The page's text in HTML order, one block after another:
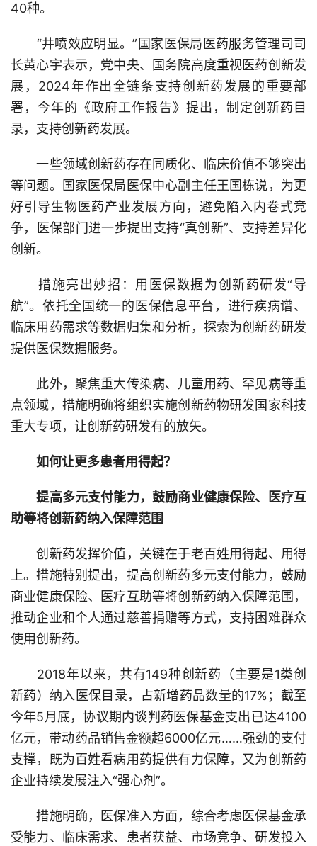
40种。
“井喷效应明显。”国家医保局医药服务管理司司
长黄心宇表示，党中央、国务院高度重视医药创新发
展，2024年作出全链条支持创新药发展的重要部
署，今年的《政府工作报告》提出，制定创新药目
录，支持创新药发展。
一些领域创新药存在同质化、临床价值不够突出
等问题。国家医保局医保中心副主任王国栋说，为更
好引导生物医药产业发展方向，避免陷入内卷式竞
争，医保部门进一步提出支持“真创新”、支持差异化
创新。
措施亮出妙招：用医保数据为创新药研发“导
航”。依托全国统一的医保信息平台，进行疾病谱、
临床用药需求等数据归集和分析，探索为创新药研发
提供医保数据服务。
此外，聚焦重大传染病、儿童用药、罕见病等重
点领域，措施明确将组织实施创新药物研发国家科技
重大专项，让创新药研发有的放矢。
如何让更多患者用得起？
提高多元支付能力，鼓励商业健康保险、医疗互
助等将创新药纳入保障范围
创新药发挥价值，关键在于老百姓用得起、用得
上。措施特别提出，提高创新药多元支付能力，鼓励
商业健康保险、医疗互助等将创新药纳入保障范围，
推动企业和个人通过慈善捐赠等方式，支持困难群众
使用创新药。
2018年以来，共有149种创新药（主要是1类创
新药）纳入医保目录，占新增药品数量的17%；截至
今年5月底，协议期内谈判药医保基金支出已达4100
亿元，带动药品销售金额超6000亿元……强劲的支付
支撑，既为百姓看病用药提供有力保障，又为创新药
企业持续发展注入“强心剂”。
措施明确，医保准入方面，综合考虑医保基金承
受能力、临床需求、患者获益、市场竞争、研发投入